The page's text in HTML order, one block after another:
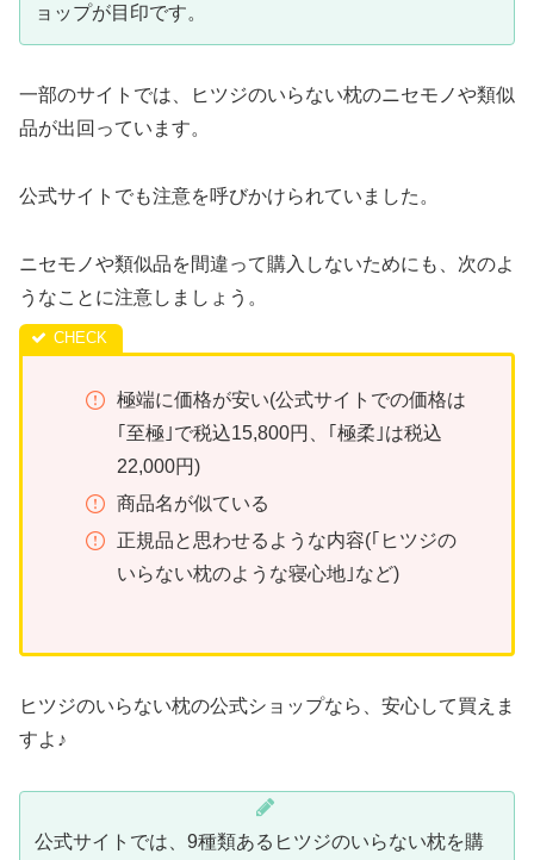
ョップが目印です。
一部のサイトでは、ヒツジのいらない枕のニセモノや類似
品が出回っています。
公式サイトでも注意を呼びかけられていました。
ニセモノや類似品を間違って購入しないためにも、次のよ
うなことに注意しましょう。
極端に価格が安い(公式サイトでの価格は
｢至極｣で税込15,800円、｢極柔｣は税込
22,000円)
商品名が似ている
正規品と思わせるような内容(｢ヒツジの
いらない枕のような寝心地｣など)
ヒツジのいらない枕の公式ショップなら、安心して買えま
すよ♪
公式サイトでは、9種類あるヒツジのいらない枕を購